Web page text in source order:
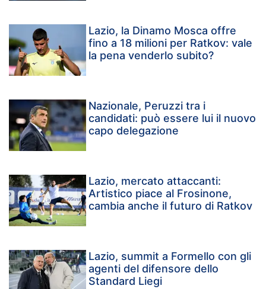
Lazio, la Dinamo Mosca offre
fino a 18 milioni per Ratkov: vale
la pena venderlo subito?
Nazionale, Peruzzi tra i
candidati: può essere lui il nuovo
capo delegazione
Lazio, mercato attaccanti:
Artistico piace al Frosinone,
cambia anche il futuro di Ratkov
Lazio, summit a Formello con gli
agenti del difensore dello
Standard Liegi